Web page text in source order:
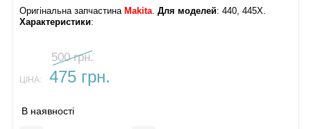
Оригінальна запчастина Makita.Для моделей: 440, 445X.​
Характеристики:
500 грн.
ЦІНА: 475 грн.
В наявності